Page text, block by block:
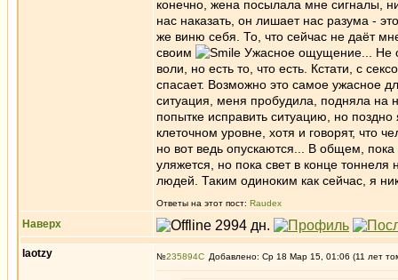
конечно, жена посылала мне сигналы,
нас наказать, он лишает нас разума -
же виню себя. То, что сейчас не даёт
своим
Ужасное ощущение... Не
воли, но есть то, что есть. Кстати, с
спасает. Возможно это самое ужасное
ситуация, меня пробудила, подняла на
попытке исправить ситуацию, но
клеточном уровне, хотя и говорят, что
но вот ведь опускаются... В общем, пока
уляжется, но пока свет в конце
людей. Таким одиноким как сейчас, я
Ответы на этот пост: Raudex
Наверх
laotzy №235894 Добавлено: Ср 18 Мар 15, 01:06 (11 лет